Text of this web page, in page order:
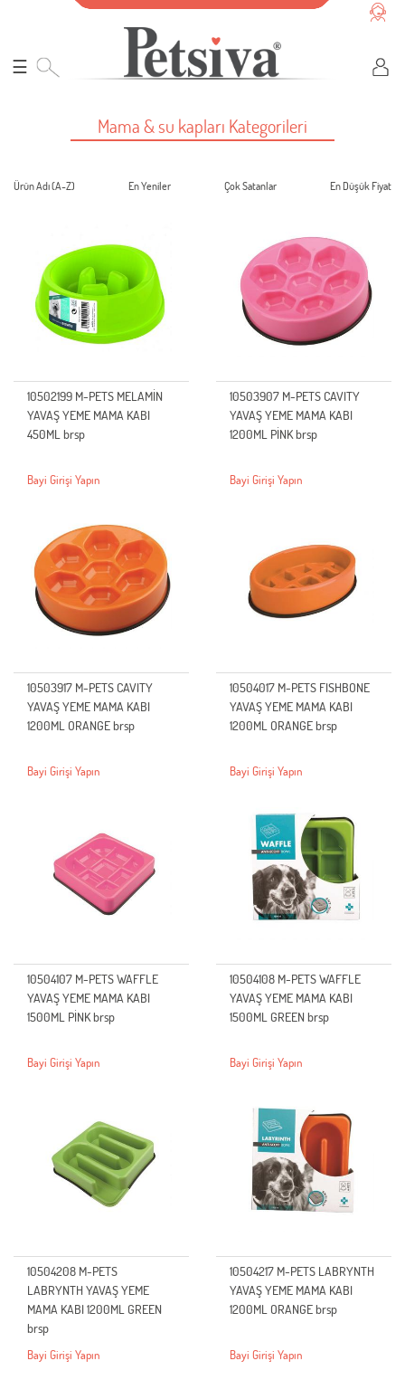
☰
Mama & su kapları Kategorileri
Ürün Adı (A-Z) En Yeniler Çok Satanlar En Düşük Fiyat
10502199 M-PETS MELAMİN
YAVAŞ YEME MAMA KABI
450ML brsp
Bayi Girişi Yapın
10503907 M-PETS CAVITY
YAVAŞ YEME MAMA KABI
1200ML PİNK brsp
Bayi Girişi Yapın
10503917 M-PETS CAVITY
YAVAŞ YEME MAMA KABI
1200ML ORANGE brsp
Bayi Girişi Yapın
10504017 M-PETS FISHBONE
YAVAŞ YEME MAMA KABI
1200ML ORANGE brsp
Bayi Girişi Yapın
10504107 M-PETS WAFFLE
YAVAŞ YEME MAMA KABI
1500ML PİNK brsp
Bayi Girişi Yapın
10504108 M-PETS WAFFLE
YAVAŞ YEME MAMA KABI
1500ML GREEN brsp
Bayi Girişi Yapın
10504208 M-PETS
LABRYNTH YAVAŞ YEME
MAMA KABI 1200ML GREEN
brsp
Bayi Girişi Yapın
10504217 M-PETS LABRYNTH
YAVAŞ YEME MAMA KABI
1200ML ORANGE brsp
Bayi Girişi Yapın